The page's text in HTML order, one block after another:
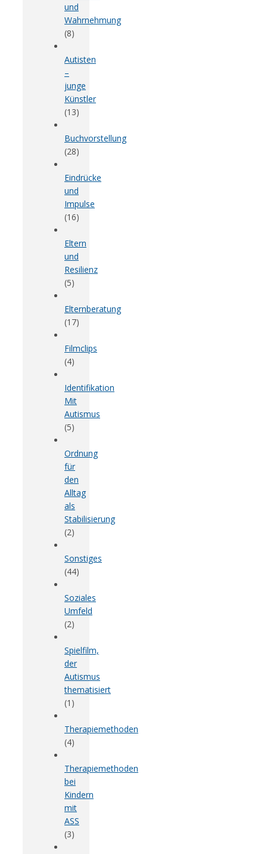
und
Wahrnehmung
(8)
Autisten
–
junge
Künstler
(13)
Buchvorstellung
(28)
Eindrücke
und
Impulse
(16)
Eltern
und
Resilienz
(5)
Elternberatung
(17)
Filmclips
(4)
Identifikation
Mit
Autismus
(5)
Ordnung
für
den
Alltag
als
Stabilisierung
(2)
Sonstiges
(44)
Soziales
Umfeld
(2)
Spielfilm,
der
Autismus
thematisiert
(1)
Therapiemethoden
(4)
Therapiemethoden
bei
Kindern
mit
ASS
(3)